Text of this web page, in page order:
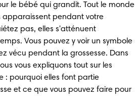
le bébé qui grandit. Tout le monde
apparaissent pendant votre
pas, elles s'atténuent
Vous pouvez y voir un symbole
vécu pendant la grossesse. Dans
vous expliquons tout sur les
: pourquoi elles font partie
et ce que vous pouvez faire pour